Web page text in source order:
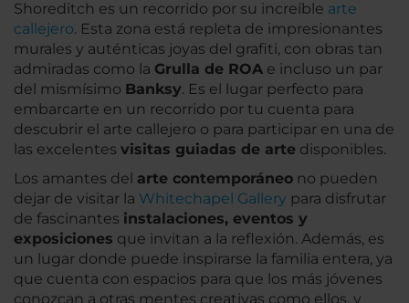
Shoreditch es un recorrido por su increíble arte
callejero. Esta zona está repleta de impresionantes
murales y auténticas joyas del grafiti, con obras tan
admiradas como la Grulla de ROA e incluso un par
del mismísimo Banksy. Es el lugar perfecto para
embarcarte en un recorrido por tu cuenta para
descubrir el arte callejero o para participar en una de
las excelentes visitas guiadas de arte disponibles.
Los amantes del arte contemporáneo no pueden
dejar de visitar la Whitechapel Gallery para disfrutar
de fascinantes instalaciones, eventos y
exposiciones que invitan a la reflexión. Además, es
un lugar donde puede inspirarse la familia entera, ya
que cuenta con espacios para que los más jóvenes
conozcan a otras mentes creativas como ellos, y